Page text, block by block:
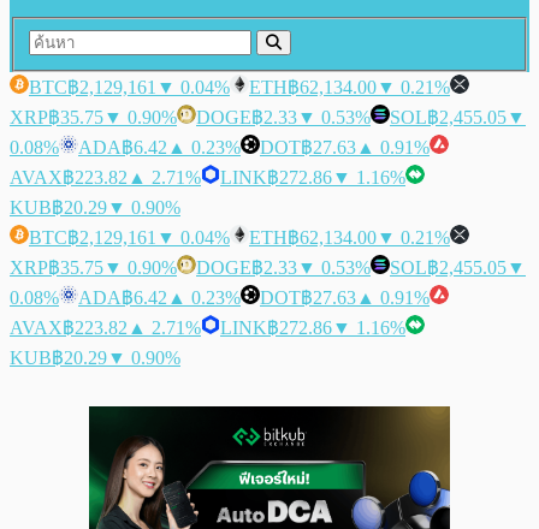
BTC฿2,129,161 ▼ 0.04% ETH฿62,134.00▼ 0.21%
XRP฿35.75▼ 0.90% DOGE฿2.33▼ 0.53% SOL฿2,455.05▼
0.08%
ADA฿6.42 ▲ 0.23% DOT฿27.63 ▲ 0.91%
AVAX฿223.82 ▲ 2.71% LINK฿272.86▼ 1.16%
KUB฿20.29▼ 0.90%
BTC฿2,129,161 ▼ 0.04% ETH฿62,134.00▼ 0.21%
XRP฿35.75▼ 0.90% DOGE฿2.33▼ 0.53% SOL฿2,455.05▼
0.08%
ADA฿6.42 ▲ 0.23% DOT฿27.63 ▲ 0.91%
AVAX฿223.82 ▲ 2.71% LINK฿272.86▼ 1.16%
KUB฿20.29▼ 0.90%